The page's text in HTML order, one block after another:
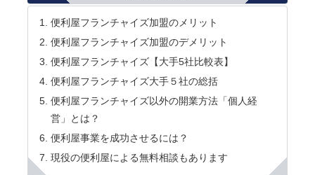
便利屋フランチャイズ加盟のメリット
便利屋フランチャイズ加盟のデメリット
便利屋フランチャイズ【大手5社比較表】
便利屋フランチャイズ大手５社の総括
便利屋フランチャイズ以外の開業方法「個人経
営」とは？
便利屋事業を成功させるには？
現役の便利屋による無料相談もあります